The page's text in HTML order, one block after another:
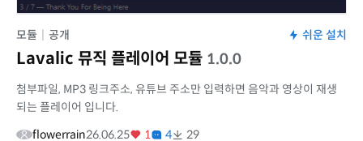
모듈 공개 쉬운 설치
Lavalic 뮤직 플레이어 모듈 1.0.0
첨부파일, MP3 링크주소, 유튜브 주소만 입력하면 음악과 영상이 재생
되는 플레이어 입니다.
flowerrain26.06.25 1 4 29